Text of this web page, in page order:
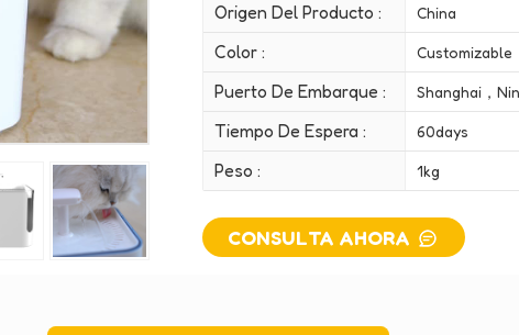
Origen Del Producto : China
Color : Customizable
Puerto De Embarque : Shanghai，
Tiempo De Espera : 60days
Peso : 1kg
CONSULTA AHORA